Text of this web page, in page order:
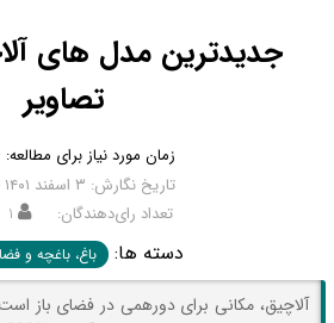
تصاویر
زمان مورد نیاز برای مطالعه:۶ دقیقه
تاریخ نگارش: ۳ اسفند ۱۴۰۱ - ۰۸:۵۴
تعداد رای‌دهندگان:
۱
دسته ها: باغ، باغچه و
آلاچیق، مکانی برای دورهمی در فضای باز است.